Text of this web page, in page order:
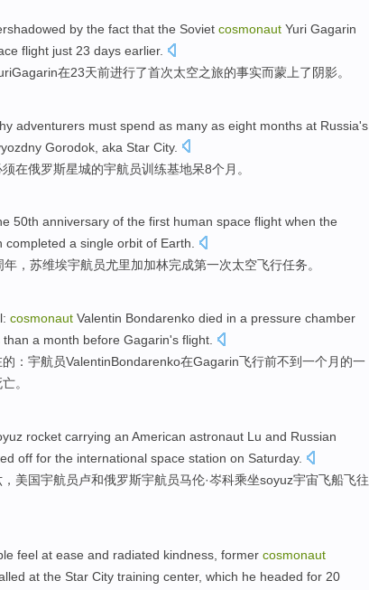
by the fact that the Soviet cosmonaut Yuri Gagarin
flight just 23 days earlier.
Gagarin在23天前进行了首次太空之旅的事实而蒙上了阴影。
adventurers must spend as many as eight months at Russia's
Gorodok, aka Star City.
须在俄罗斯星城的宇航员训练基地呆8个月 。
50th anniversary of the first human space flight when the
completed a single orbit of Earth.
年 ， 苏维埃宇航员尤里加加林完成第一次太空飞行任务。
: cosmonaut Valentin Bondarenko died in a pressure chamber
than a month before Gagarin's flight
的： 宇航员ValentinBondarenko在Gagarin飞行前不到一个 月 的一
亡。
rocket carrying an American astronaut Lu and Russian
off for the international space station on Saturday.
， 美国宇航员卢和俄罗斯宇航员马伦·岑科乘坐soyuz宇宙飞船飞往
feel at ease and radiated kindness former cosmonaut
at the Star City training center, which he headed for 20